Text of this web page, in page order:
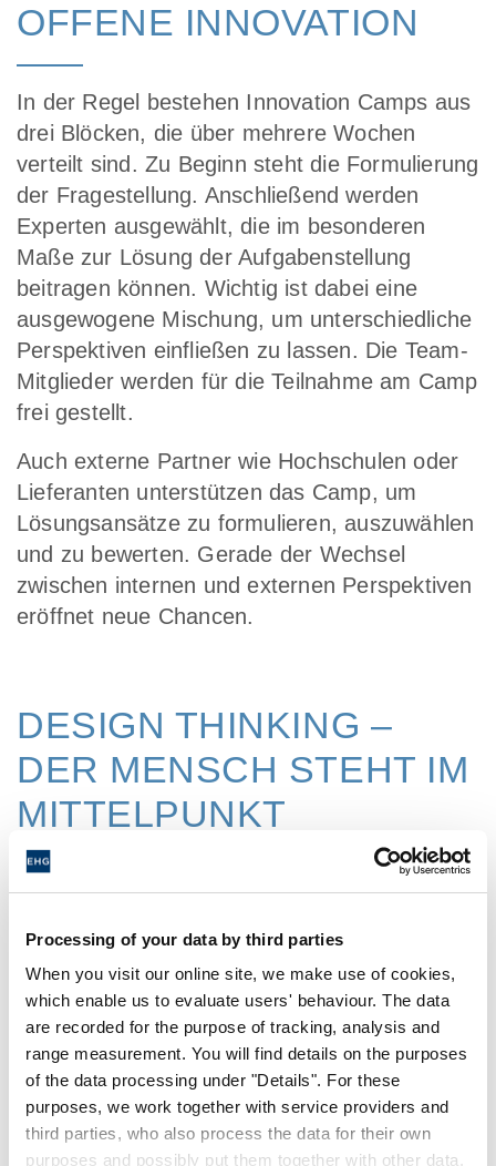
Processing of your data by third parties
When you visit our online site, we make use of cookies,
which enable us to evaluate users' behaviour. The data
are recorded for the purpose of tracking, analysis and
range measurement. You will find details on the purposes
of the data processing under "Details". For these
purposes, we work together with service providers and
third parties, who also process the data for their own
purposes and possibly put them together with other data.
OFFENE INNOVATION
In der Regel bestehen Innovation Camps aus
drei Blöcken, die über mehrere Wochen
verteilt sind. Zu Beginn steht die Formulierung
der Fragestellung. Anschließend werden
Experten ausgewählt, die im besonderen
Maße zur Lösung der Aufgabenstellung
beitragen können. Wichtig ist dabei eine
ausgewogene Mischung, um unterschiedliche
Perspektiven einfließen zu lassen. Die Team-
Mitglieder werden für die Teilnahme am Camp
frei gestellt.
Auch externe Partner wie Hochschulen oder
Lieferanten unterstützen das Camp, um
Lösungsansätze zu formulieren, auszuwählen
und zu bewerten. Gerade der Wechsel
zwischen internen und externen Perspektiven
eröffnet neue Chancen.
DESIGN THINKING –
DER MENSCH STEHT IM
MITTELPUNKT
Ein wesentliches Merkmal von Innovation
ein spielerischer, konsequent auf den Nutzer
ausgerichteter Ansatz, der neue Lösungen für
komplexe Probleme hervorbringen soll. Indem
sich die Teammitglieder intensiv mit der
Ausgangsfrage beschäftigen, entwickeln sie
neue Sichtweisen. Die Personen tauchen tief
in den Kontext ein mit der Folge, dass sie